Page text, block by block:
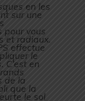
en les
sur une
pour vous
et radiaux.
effectue
le
C’est en
de la
que la
le sol